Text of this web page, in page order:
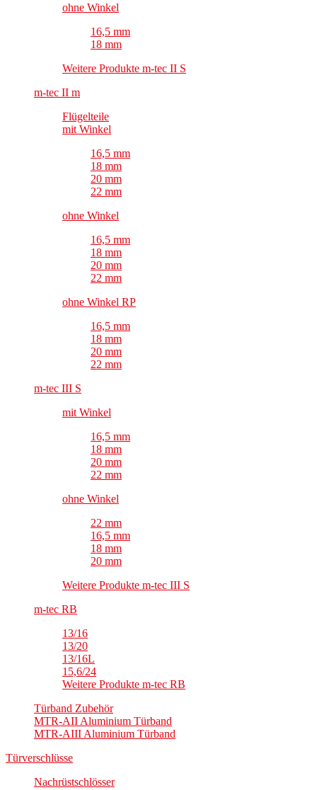
ohne Winkel
16,5 mm
18 mm
Weitere Produkte m-tec II S
m-tec II m
Flügelteile
mit Winkel
16,5 mm
18 mm
20 mm
22 mm
ohne Winkel
16,5 mm
18 mm
20 mm
22 mm
ohne Winkel RP
16,5 mm
18 mm
20 mm
22 mm
m-tec III S
mit Winkel
16,5 mm
18 mm
20 mm
22 mm
ohne Winkel
22 mm
16,5 mm
18 mm
20 mm
Weitere Produkte m-tec III S
m-tec RB
13/16
13/20
13/16L
15,6/24
Weitere Produkte m-tec RB
Türband Zubehör
MTR-AII Aluminium Türband
MTR-AIII Aluminium Türband
Türverschlüsse
Nachrüstschlösser